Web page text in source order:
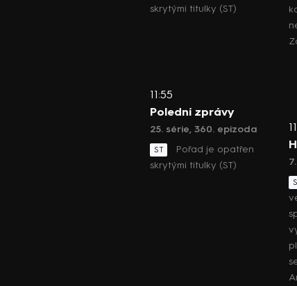
skrytými titulky (ST)
11:55
Polední zprávy
25. série, 360. epizoda
ST
Pořad je opatřen
skrytými titulky (ST)